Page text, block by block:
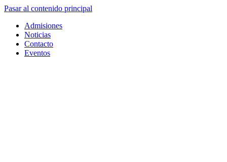
Pasar al contenido principal
Admisiones
Noticias
Contacto
Eventos